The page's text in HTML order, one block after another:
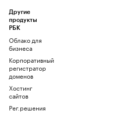
Другие
продукты
РБК
Облако для
бизнеса
Корпоративный
регистратор
доменов
Хостинг
сайтов
Рег.решения